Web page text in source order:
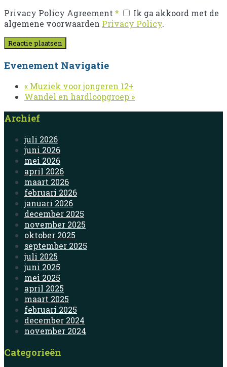
Privacy Policy Agreement *
Ik ga akkoord met de
algemene voorwaarden Privacy Policy.
Evenement Navigatie
« Muziek voor jongeren 12+
Wandel en hardloopgroep »
Archief
juli 2026
juni 2026
mei 2026
april 2026
maart 2026
februari 2026
januari 2026
december 2025
november 2025
oktober 2025
september 2025
juli 2025
juni 2025
mei 2025
april 2025
maart 2025
februari 2025
december 2024
november 2024
Categorieën